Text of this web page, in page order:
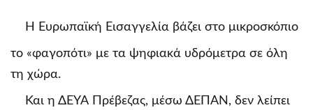
Η Ευρωπαϊκή Εισαγγελία βάζει στο μικροσκόπιο
το «φαγοπότι» με τα ψηφιακά υδρόμετρα σε όλη
τη χώρα.
Και η ΔΕΥΑ Πρέβεζας, μέσω ΔΕΠΑΝ, δεν λείπει